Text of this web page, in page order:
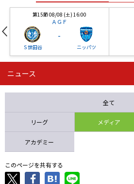
第15節 08/08 (土) 16:00
ＡＧＦ
Ｓ世田谷
-
ニッパツ
第16節 09/05 (土) 15:00
ニッパツ
ニュース
全て
リーグ メディア
アカデミー
このページを共有する